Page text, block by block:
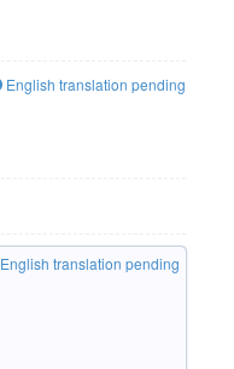
English translation pending
English translation pending